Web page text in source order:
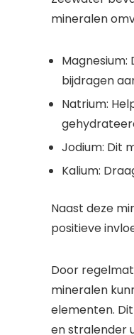
mineralen
bijdragen
Natrium:
Jodium: Dit
Kalium:
Naast deze
positieve
Door
mineralen
elementen.
en stralender